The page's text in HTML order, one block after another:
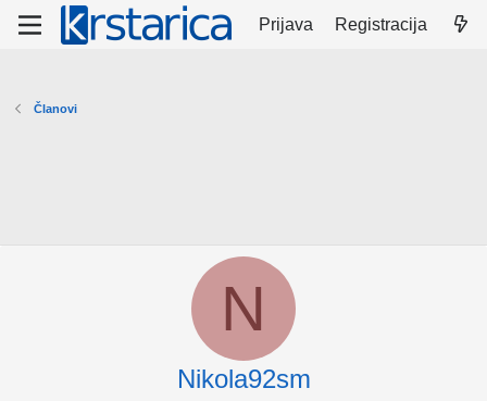
Prijava Registracija
Članovi
N
Nikola92sm